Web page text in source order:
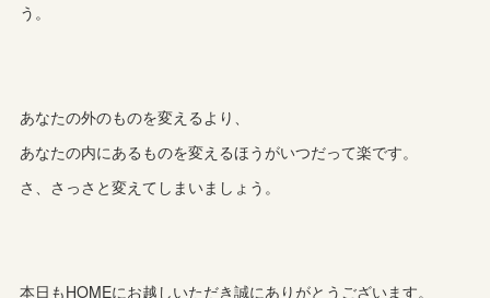
う。
あなたの外のものを変えるより、
あなたの内にあるものを変えるほうがいつだって楽です。
さ、さっさと変えてしまいましょう。
本日もHOMEにお越しいただき誠にありがとうございます。